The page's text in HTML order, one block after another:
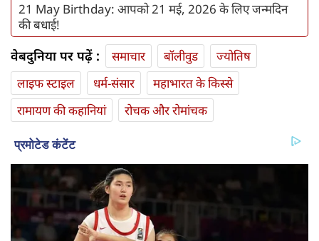
21 May Birthday: आपको 21 मई, 2026 के लिए जन्मदिन
की बधाई!
वेबदुनिया पर पढ़ें : समाचार बॉलीवुड
ज्योतिष
लाइफ स्‍टाइल
धर्म-संसार
महाभारत के किस्से
रामायण की कहानियां
रोचक और रोमांचक